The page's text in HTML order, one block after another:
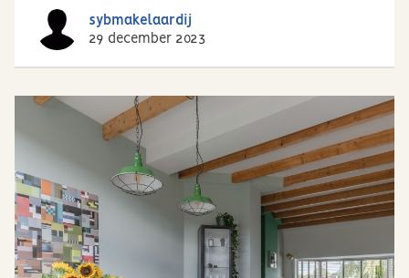
sybmakelaardij
29 december 2023